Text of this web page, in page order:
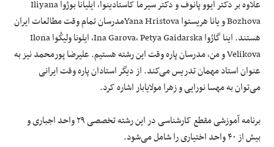
علاوه بر دکتر ایوو پانوف و دکتر سیرما کاستادینوا، ایلیانا بوژوا Iliyana
Bozhova و یانا هریستوا Yana Hristovaمدرسان تمام وقت مطالعات ایران
هستند. اینا گارُوا Ina Garova، Petya Gaidarska، ایلونا ولیکُوا Ilona
Velikova و من، مدرسان پاره وقت این رشته هستیم. علیرضا پورمحمد نیز به
عنوان استاد مهمان تدریس می‌کند. از دیگر استادان پاره وقت ایرانی
می‌توان به مهسا نورایی و زهرا مولایابار اشاره کرد.
برنامه آموزشی مقطع کارشناسی در این رشته تخصصی ۲۹ واحد اجباری و
بیش از ۴۰ واحد اختیاری را شامل می‌شود.